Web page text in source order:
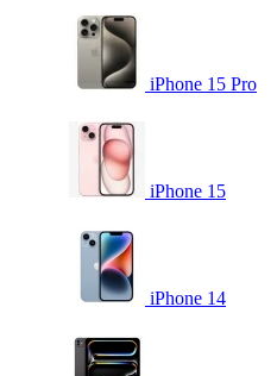
iPhone 15 Pro
iPhone 15
iPhone 14